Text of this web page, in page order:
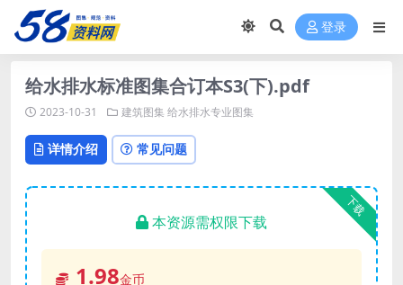
登录
给水排水标准图集合订本S3(下).pdf
2023-10-31 建筑图集 给水排水专业图集
详情介绍 常见问题
下载
本资源需权限下载
1.98金币